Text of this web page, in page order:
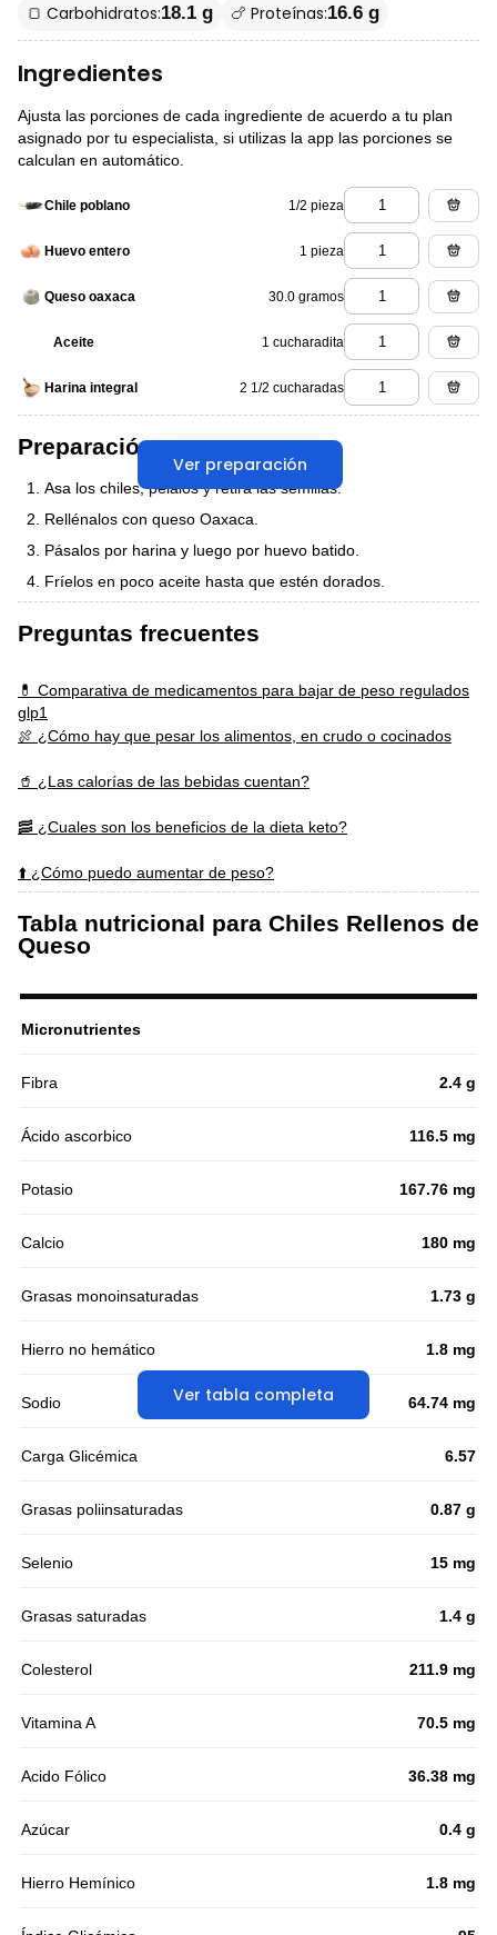
🍞 Carbohidratos:18.1 g 🍗 Proteínas:16.6 g
Ingredientes
Ajusta las porciones de cada ingrediente de acuerdo a tu plan
asignado por tu especialista, si utilizas la app las porciones se
calculan en automático.
Chile poblano 1/2 pieza
Huevo entero 1 pieza
Queso oaxaca 30.0 gramos
Aceite 1 cucharadita
Harina integral 2 1/2 cucharadas
Ver preparación
Preparación
Asa los chiles, pélalos y retira las semillas.
Rellénalos con queso Oaxaca.
Pásalos por harina y luego por huevo batido.
Fríelos en poco aceite hasta que estén dorados.
Preguntas frecuentes
💊 Comparativa de medicamentos para bajar de peso regulados
glp1
🍖 ¿Cómo hay que pesar los alimentos, en crudo o cocinados
🥤 ¿Las calorías de las bebidas cuentan?
🥓 ¿Cuales son los beneficios de la dieta keto?
⬆️ ¿Cómo puedo aumentar de peso?
Tabla nutricional para Chiles Rellenos de
Queso
Ver tabla completa
Micronutrientes
Fibra 2.4 g
Ácido ascorbico 116.5 mg
Potasio 167.76 mg
Calcio 180 mg
Grasas monoinsaturadas 1.73 g
Hierro no hemático 1.8 mg
Sodio 64.74 mg
Carga Glicémica 6.57
Grasas poliinsaturadas 0.87 g
Selenio 15 mg
Grasas saturadas 1.4 g
Colesterol 211.9 mg
Vitamina A 70.5 mg
Acido Fólico 36.38 mg
Azúcar 0.4 g
Hierro Hemínico 1.8 mg